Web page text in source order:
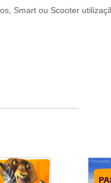
Smart ou Scooter